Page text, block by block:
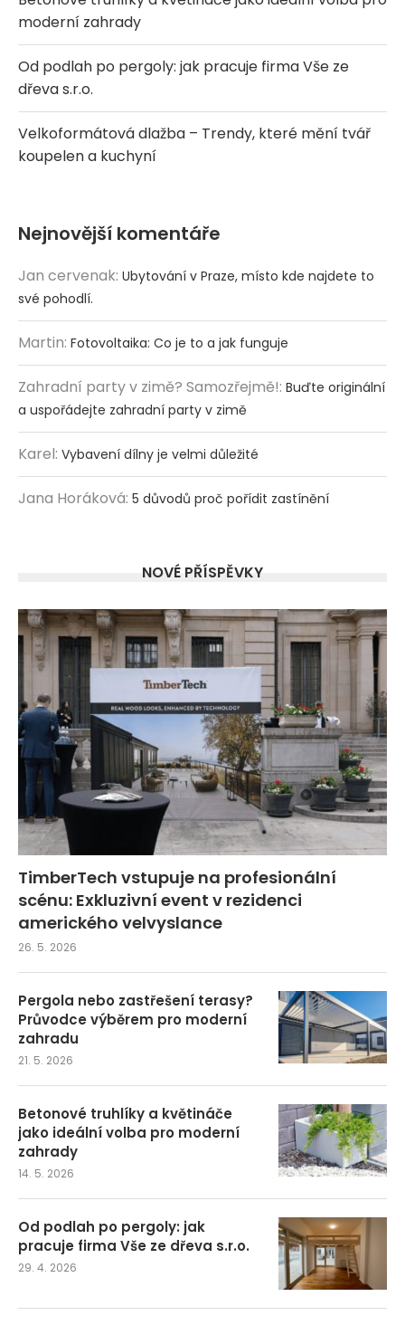
moderní zahrady
Od podlah po pergoly: jak pracuje firma Vše ze
dřeva s.r.o.
Velkoformátová dlažba – Trendy, které mění tvář
koupelen a kuchyní
Nejnovější komentáře
Jan cervenak: Ubytování v Praze, místo kde najdete to
své pohodlí.
Martin: Fotovoltaika: Co je to a jak funguje
Zahradní party v zimě? Samozřejmě!: Buďte originální
a uspořádejte zahradní party v zimě
Karel: Vybavení dílny je velmi důležité
Jana Horáková: 5 důvodů proč pořídit zastínění
NOVÉ PŘÍSPĚVKY
TimberTech vstupuje na profesionální
scénu: Exkluzivní event v rezidenci
amerického velvyslance
26. 5. 2026
Pergola nebo zastřešení terasy?
Průvodce výběrem pro moderní
zahradu
21. 5. 2026
Betonové truhlíky a květináče
jako ideální volba pro moderní
zahrady
14. 5. 2026
Od podlah po pergoly: jak
pracuje firma Vše ze dřeva s.r.o.
29. 4. 2026